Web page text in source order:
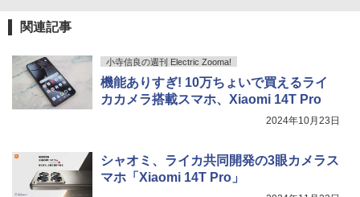
関連記事
小寺信良の週刊 Electric Zooma!
機能ありすぎ! 10万ちょいで買えるライ
カカメラ搭載スマホ、Xiaomi 14T Pro
2024年10月23日
シャオミ、ライカ共同開発の3眼カメラス
マホ「Xiaomi 14T Pro」